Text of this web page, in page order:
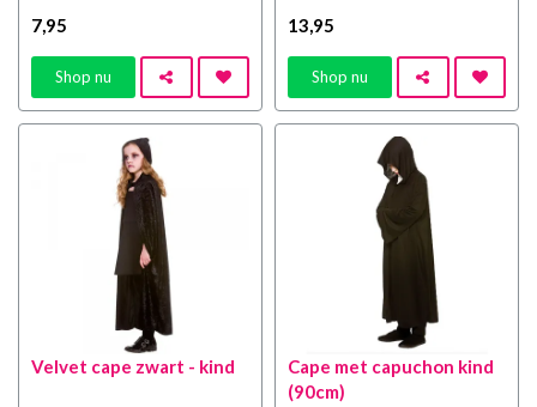
7 ,95
Shop nu
13 ,95
Shop nu
Velvet cape zwart - kind
Cape met capuchon kind
(90cm)